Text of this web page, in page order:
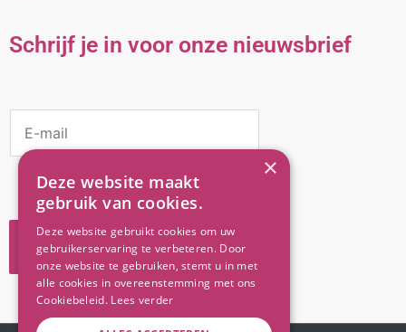
Schrijf je in voor onze nieuwsbrief
A
VERZEND
×
Deze website maakt
gebruik van cookies.
Deze website gebruikt cookies om uw
gebruikerservaring te verbeteren. Door
onze website te gebruiken, stemt u in met
alle cookies in overeenstemming met ons
Cookiebeleid. Lees verder